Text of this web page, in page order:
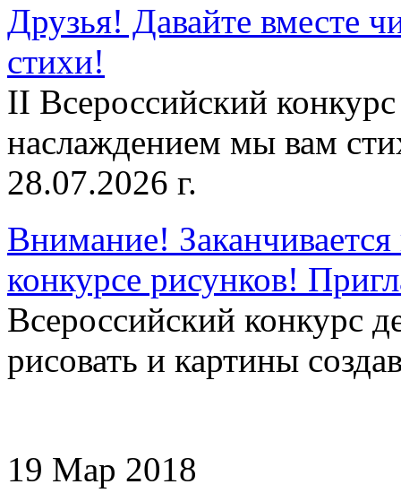
Друзья! Давайте вместе
стихи!
II Всероссийский
наслаждением мы вам
28.07.2026 г.
Внимание!
конкурсе рисунков!
Всероссийский конкурс
рисовать и картины
19 Мар 2018